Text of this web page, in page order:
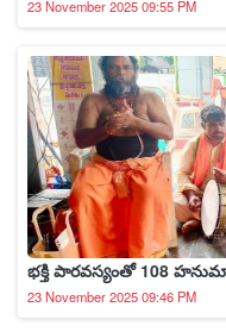
23 November 2025 09:55 PM
భక్తి పారవస్యంతో 108
23 November 2025 09:46 PM